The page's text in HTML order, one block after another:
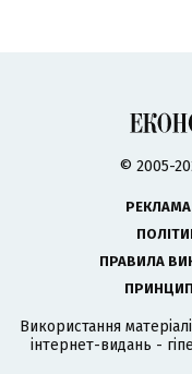
© 2005-
РЕКЛАМА
ПРАВИЛА
Використання
інтернет-видань -